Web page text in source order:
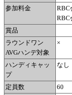
参加料金
RBC
RBC
賞品
ラウンドワン
AVGハンデ対象
×
ハンディキャッ
プ
なし
定員数
60